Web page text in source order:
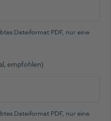
Dateiformat PDF, nur eine
empfohlen)
Dateiformat PDF, nur eine